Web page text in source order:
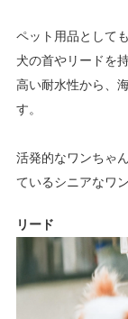
ペット用品として
犬の首やリードを
高い耐水性から、
す。
活発的なワンちゃ
ているシニアなワ
リード